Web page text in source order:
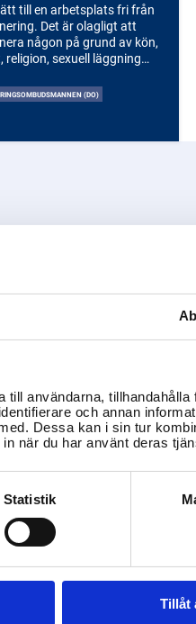
till användarna, tillhandahålla
och annan
Dessa kan i sin tur
när du har använt deras
Statistik
Tillåt
till en arbetsplats fri från
Det är olagligt att
någon på grund av kön,
religion, sexuell läggning
(DO)